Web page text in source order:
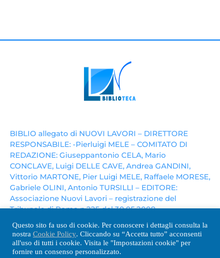
BIBLIO allegato di NUOVI LAVORI – DIRETTORE
RESPONSABILE: -Pierluigi MELE – COMITATO DI
REDAZIONE: Giuseppantonio CELA, Mario
CONCLAVE, Luigi DELLE CAVE, Andrea GANDINI,
Vittorio MARTONE, Pier Luigi MELE, Raffaele MORESE,
Gabriele OLINI, Antonio TURSILLI – EDITORE:
Associazione Nuovi Lavori – registrazione del
Tribunale di Roma n.225 del 30.05.2008
NUOVI LAVORI WECANJOB CONTATTI
Questo sito fa uso di cookie. Per conoscere i dettagli consulta la
nostra Cookie Policy. Cliccando su “Accetta tutto” acconsenti
all'uso di tutti i cookie. Visita le "Impostazioni cookie" per
fornire un consenso personalizzato.